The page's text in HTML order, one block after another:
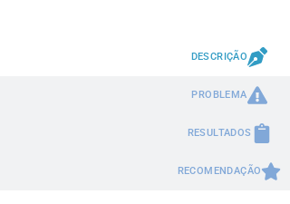
DESCRIÇÃO
PROBLEMA
RESULTADOS
RECOMENDAÇÃO